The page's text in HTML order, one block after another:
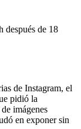
después de 18
de Instagram, el
pidió la
imágenes
en exponer sin